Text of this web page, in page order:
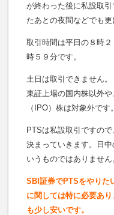
が終わった後に私設取
たあとの夜間などでも更
取引時間は平日の８時
時５９分です。
土日は取引できません。
東証上場の国内株以外
（IPO）株は対象外です。
PTSは私設取引ですの
決まっていきます。日
いうものではありません
SBI証券でPTSをやりた
に関しては特に必要あ
も少し安いです。